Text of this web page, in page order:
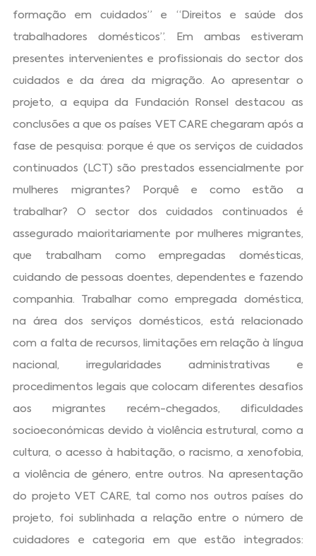
formação em cuidados” e “Direitos e saúde dos
trabalhadores domésticos”. Em ambas estiveram
presentes intervenientes e profissionais do sector dos
cuidados e da área da migração. Ao apresentar o
projeto, a equipa da Fundación Ronsel destacou as
conclusões a que os países VET CARE chegaram após a
fase de pesquisa: porque é que os serviços de cuidados
continuados (LCT) são prestados essencialmente por
mulheres migrantes? Porquê e como estão a
trabalhar? O sector dos cuidados continuados é
assegurado maioritariamente por mulheres migrantes,
que trabalham como empregadas domésticas,
cuidando de pessoas doentes, dependentes e fazendo
companhia. Trabalhar como empregada doméstica,
na área dos serviços domésticos, está relacionado
com a falta de recursos, limitações em relação à língua
nacional, irregularidades administrativas e
procedimentos legais que colocam diferentes desafios
aos migrantes recém-chegados, dificuldades
socioeconómicas devido à violência estrutural, como a
cultura, o acesso à habitação, o racismo, a xenofobia,
a violência de género, entre outros. Na apresentação
do projeto VET CARE, tal como nos outros países do
projeto, foi sublinhada a relação entre o número de
cuidadores e categoria em que estão integrados: